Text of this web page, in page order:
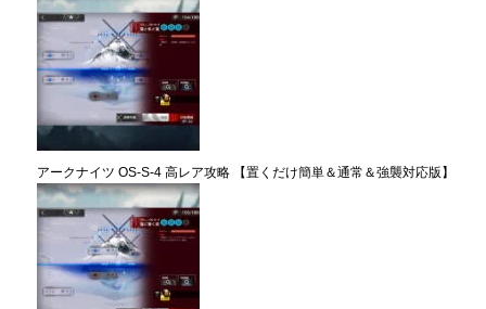
アークナイツ OS-S-4 高レア攻略 【置くだけ簡単＆通常＆強襲対応版】